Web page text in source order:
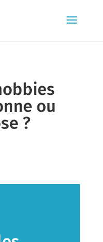
ou
?